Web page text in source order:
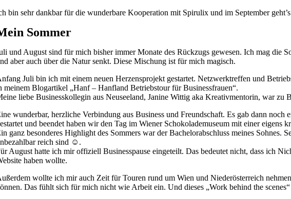
bin sehr dankbar für die wunderbare Kooperation mit Spirulix und im September
Sommer
und August sind für mich bisher immer Monate des Rückzugs gewesen. Ich mag die
aber auch über die Natur senkt. Diese Mischung ist für mich magisch.
Juli bin ich mit einem neuen Herzensprojekt gestartet. Netzwerktreffen und
meinem Blogartikel „Hanf – Hanfland Betriebstour für Businessfrauen“.
liebe Businesskollegin aus Neuseeland, Janine Wittig aka Kreativmentorin, war
wunderbar, herzliche Verbindung aus Business und Freundschaft. Es gab dann
und beendet haben wir den Tag im Wiener Schokolademuseum mit einer eigens
ganz besonderes Highlight des Sommers war der Bachelorabschluss meines
reich sind ☺.
August hatte ich mir offiziell Businesspause eingeteilt. Das bedeutet nicht, dass ich
haben wollte.
wollte ich mir auch Zeit für Touren rund um Wien und Niederösterreich
Das fühlt sich für mich nicht wie Arbeit ein. Und dieses „Work behind the